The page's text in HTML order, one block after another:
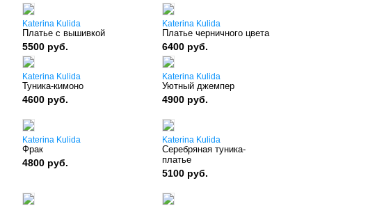
Katerina Kulida
Платье с вышивкой
5500 руб.
Katerina Kulida
Платье черничного цвета
6400 руб.
Katerina Kulida
Туника-кимоно
4600 руб.
Katerina Kulida
Уютный джемпер
4900 руб.
Katerina Kulida
Фрак
4800 руб.
Katerina Kulida
Серебряная туника-
платье
5100 руб.